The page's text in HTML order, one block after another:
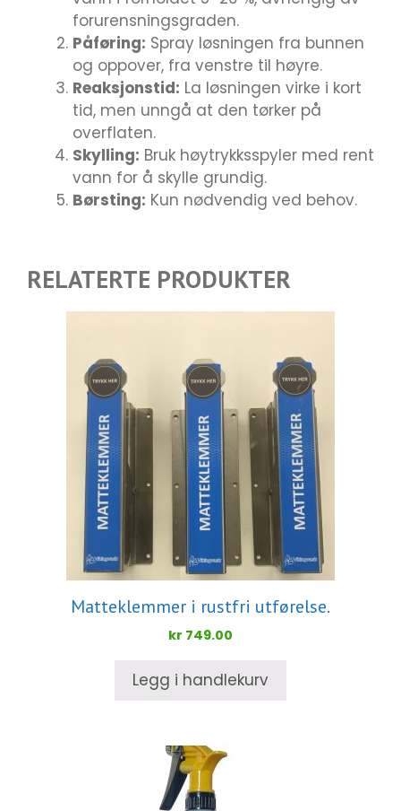
forurensningsgraden.
Påføring: Spray løsningen fra bunnen
og oppover, fra venstre til høyre.
Reaksjonstid: La løsningen virke i kort
tid, men unngå at den tørker på
overflaten.
Skylling: Bruk høytrykksspyler med rent
vann for å skylle grundig.
Børsting: Kun nødvendig ved behov.
RELATERTE PRODUKTER
Matteklemmer i rustfri utførelse.
kr 749.00
Legg i handlekurv